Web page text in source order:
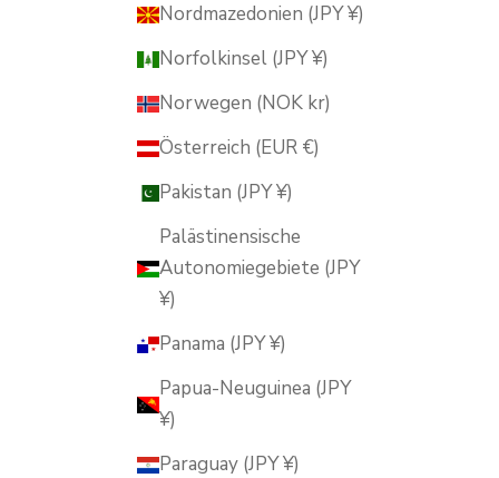
Nordmazedonien (JPY ¥)
Norfolkinsel (JPY ¥)
Norwegen (NOK kr)
Österreich (EUR €)
Pakistan (JPY ¥)
Palästinensische
Autonomiegebiete (JPY
¥)
Panama (JPY ¥)
Papua-Neuguinea (JPY
¥)
Paraguay (JPY ¥)